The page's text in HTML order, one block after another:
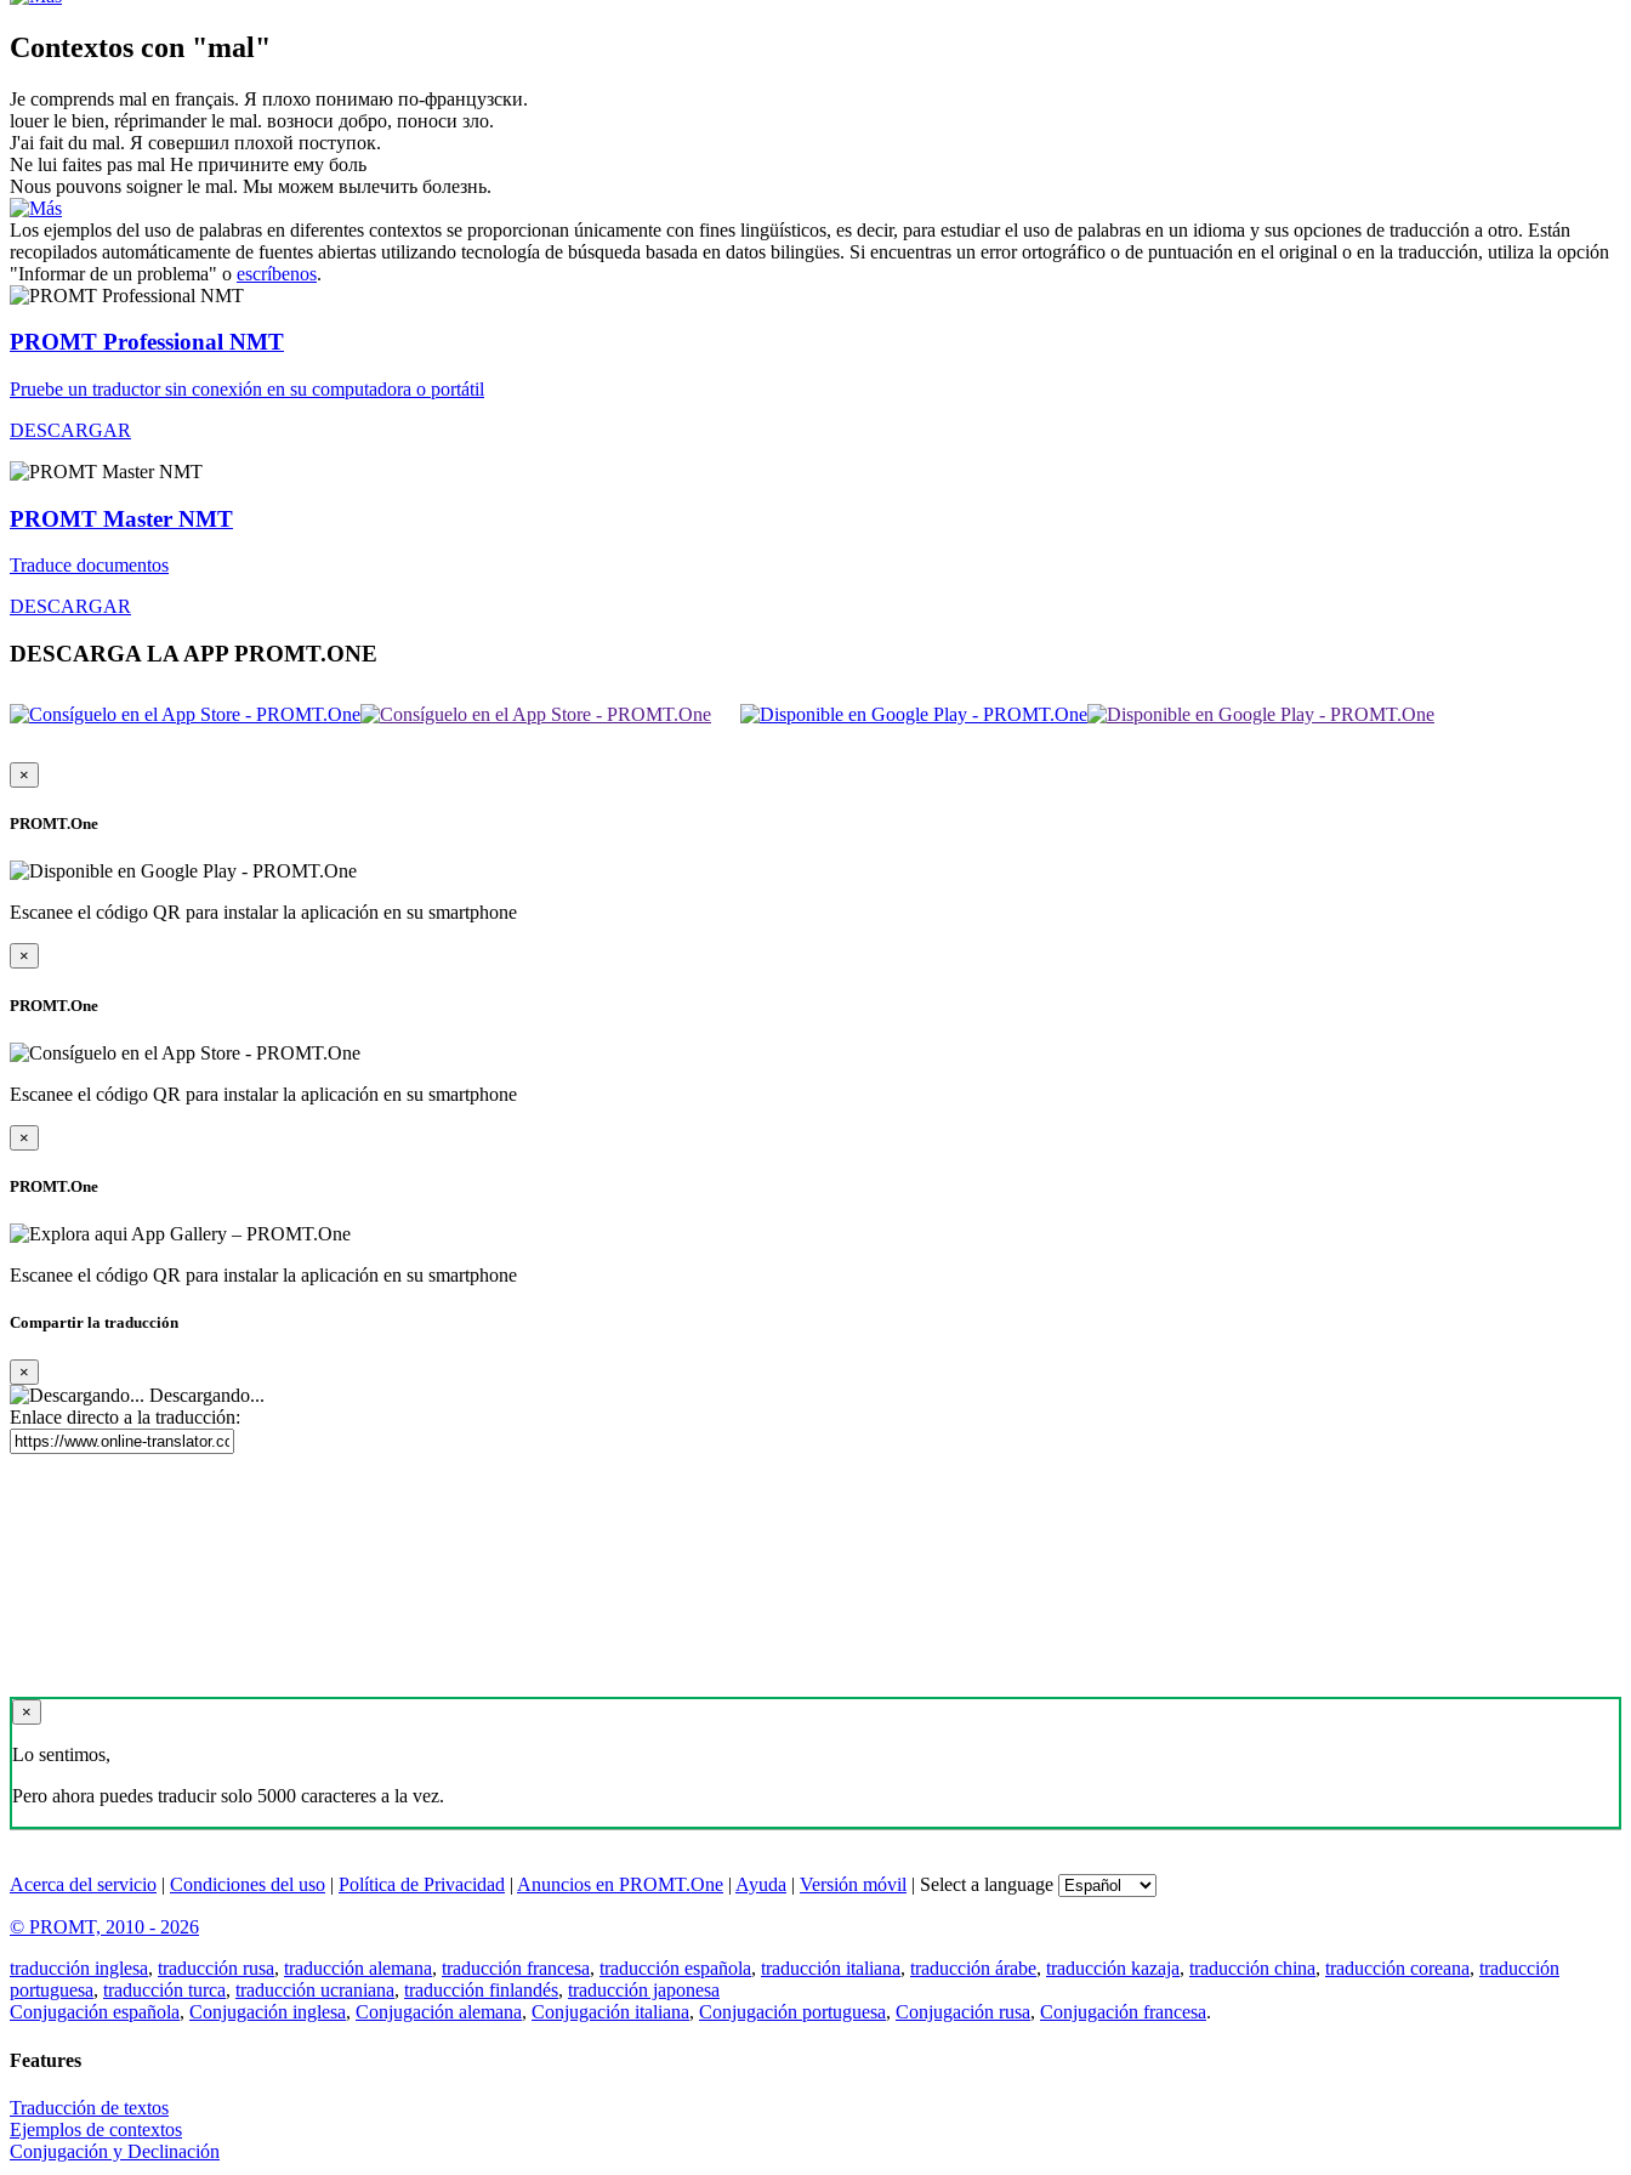
Contextos con "mal"
Je comprends mal en français. Я плохо понимаю по-французски.
louer le bien, réprimander le mal. возноси добро, поноси зло.
J'ai fait du mal. Я совершил плохой поступок.
Ne lui faites pas mal Не причините ему боль
Nous pouvons soigner le mal. Мы можем вылечить болезнь.
Los ejemplos del uso de palabras en diferentes contextos se proporcionan únicamente con fines lingüísticos, es decir, para estudiar el uso de palabras en un idioma y sus opciones de traducción a otro. Están
recopilados automáticamente de fuentes abiertas utilizando tecnología de búsqueda basada en datos bilingües. Si encuentras un error ortográfico o de puntuación en el original o en la traducción, utiliza la opción
"Informar de un problema" o escríbenos.
PROMT Professional NMT
Pruebe un traductor sin conexión en su computadora o portátil
DESCARGAR
PROMT Master NMT
Traduce documentos
DESCARGAR
DESCARGA LA APP PROMT.ONE
×
PROMT.One
Escanee el código QR para instalar la aplicación en su smartphone
×
PROMT.One
Escanee el código QR para instalar la aplicación en su smartphone
×
PROMT.One
Escanee el código QR para instalar la aplicación en su smartphone
Compartir la traducción
×
Descargando...
Enlace directo a la traducción:
×
Lo sentimos,
Pero ahora puedes traducir solo 5000 caracteres a la vez.
Acerca del servicio Condiciones del uso Política de Privacidad Anuncios en PROMT.One Ayuda Versión móvil Select a language
© PROMT, 2010 - 2026
traducción inglesa, traducción rusa, traducción alemana, traducción francesa, traducción española, traducción italiana, traducción árabe, traducción kazaja, traducción china, traducción coreana, traducción
portuguesa, traducción turca, traducción ucraniana, traducción finlandés, traducción japonesa
Conjugación española, Conjugación inglesa, Conjugación alemana, Conjugación italiana, Conjugación portuguesa, Conjugación rusa, Conjugación francesa.
Features
Traducción de textos
Ejemplos de contextos
Conjugación y Declinación